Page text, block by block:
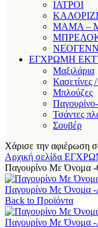
ΙΑΤΡΟΙ
ΜΑΜΑ –
ΕΓΧΡΩΜΗ
Μαξιλάρια
Κασετίνες
Μπλούζες
Τσάντες
Σουβέρ
Χάρισε την αφιέρωση
Αρχική σελίδα
Παγουρίνο Με Όνομα -
Παγουρίνο Με Όνομα -
Back to Προϊόντα
Παγουρίνο Με Όνομα